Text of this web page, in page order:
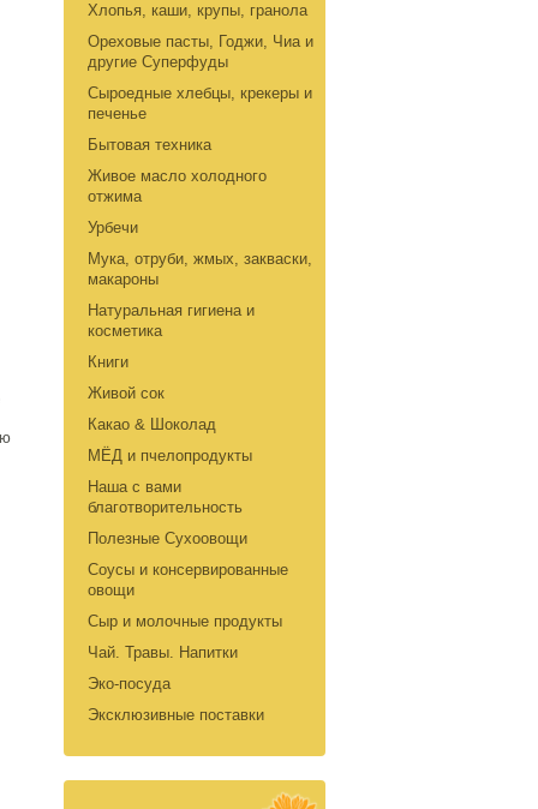
Хлопья, каши, крупы, гранола
Ореховые пасты, Годжи, Чиа и
другие Суперфуды
Сыроедные хлебцы, крекеры и
печенье
Бытовая техника
Живое масло холодного
отжима
Урбечи
Мука, отруби, жмых, закваски,
макароны
Натуральная гигиена и
косметика
Книги
Живой сок
Какао & Шоколад
МЁД и пчелопродукты
Наша с вами
благотворительность
Полезные Сухоовощи
Соусы и консервированные
овощи
Сыр и молочные продукты
Чай. Травы. Напитки
Эко-посуда
Эксклюзивные поставки